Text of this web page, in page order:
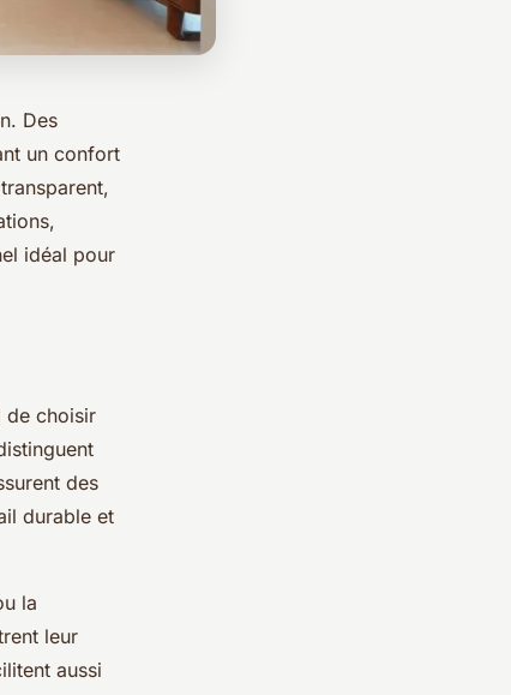
Des
un confort
idéal pour
de choisir
des
durable et
la
leur
aussi